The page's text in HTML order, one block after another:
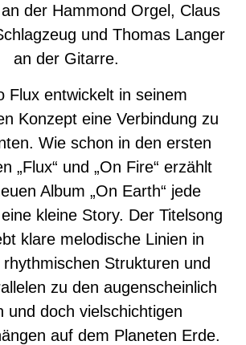
der Hammond Orgel, Claus
und Thomas Langer
an der Gitarre.
Flux entwickelt in seinem
Konzept eine Verbindung zu
Wie schon in den ersten
„Flux“ und „On Fire“ erzählt
Album „On Earth“ jede
kleine Story. Der Titelsong
klare melodische Linien in
rhythmischen Strukturen und
zu den augenscheinlich
und doch vielschichtigen
auf dem Planeten Erde.